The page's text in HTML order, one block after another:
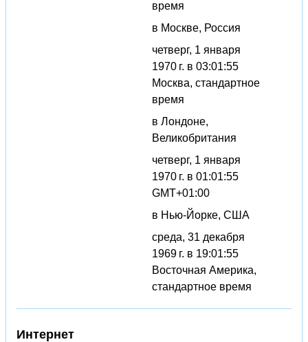
время
в Москве, Россия
четверг, 1 января
1970 г. в 03:01:55
Москва, стандартное
время
в Лондоне,
Великобритания
четверг, 1 января
1970 г. в 01:01:55
GMT+01:00
в Нью-Йорке, США
среда, 31 декабря
1969 г. в 19:01:55
Восточная Америка,
стандартное время
Интернет